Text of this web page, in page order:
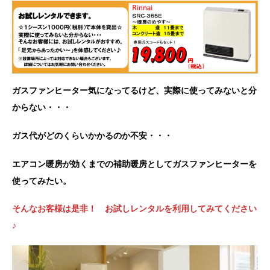
ガスファンヒーター気になってるけど、実際に使ってみないと分
からない・・・
ガス代がどのくらいかかるのか不安・・・
エアコン暖房が効くまでの補助暖房としてガスファンヒーターを
使ってみたい。
そんなお客様は是非！ お試しレンタルを利用してみてください
♪